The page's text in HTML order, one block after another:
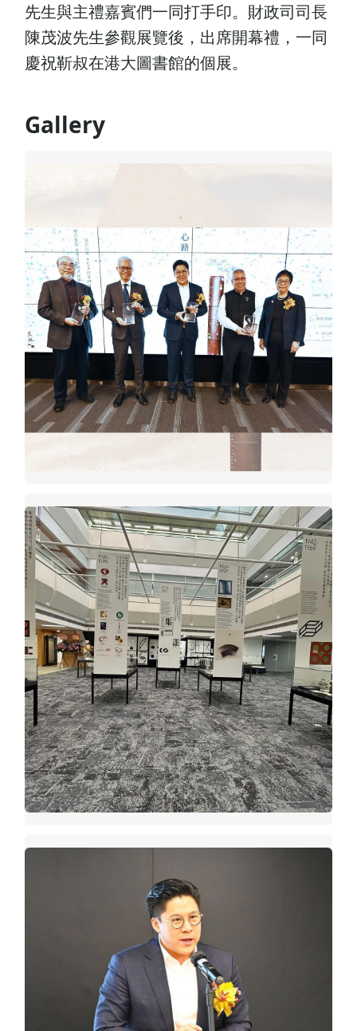
先生與主禮嘉賓們一同打手印。財政司司長
陳茂波先生參觀展覽後，出席開幕禮，一同
慶祝靳叔在港大圖書館的個展。
Gallery